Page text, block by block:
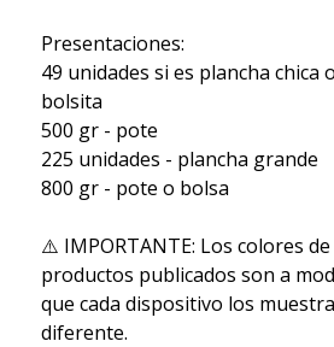
Presentaciones:
49 unidades si es plancha chica
bolsita
500 gr - pote
225 unidades - plancha grande
800 gr - pote o bolsa
⚠️ IMPORTANTE: Los colores
productos publicados son a
que cada dispositivo los
diferente.